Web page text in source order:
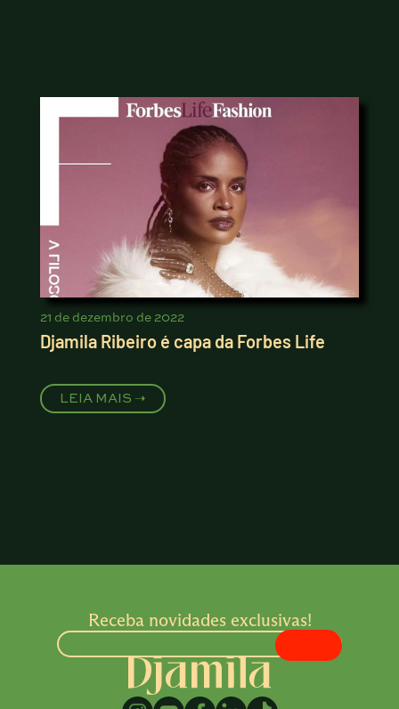
21 de dezembro de 2022
Djamila Ribeiro é capa da Forbes Life
LEIA MAIS ➝
Receba novidades exclusivas!